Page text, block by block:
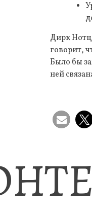
Дирк
говорит,
Было бы
ней